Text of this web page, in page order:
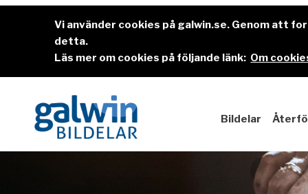
Vi använder cookies på galwin.se. Genom att
detta.
Läs mer om cookies på följande länk: Om
Bildelar